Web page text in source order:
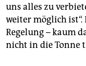
uns alles zu
weiter möglich
Regelung – kaum
nicht in die Tonne